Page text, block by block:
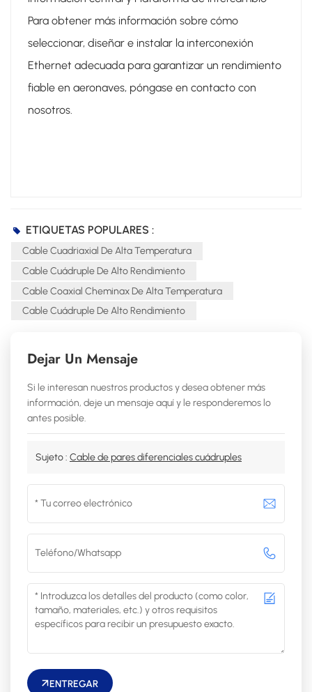
Para obtener más información sobre cómo
seleccionar, diseñar e instalar la interconexión
Ethernet adecuada para garantizar un rendimiento
fiable en aeronaves, póngase en contacto con
nosotros.
ETIQUETAS POPULARES :
Cable Cuadriaxial De Alta Temperatura
Cable Cuádruple De Alto Rendimiento
Cable Coaxial Cheminax De Alta Temperatura
Cable Cuádruple De Alto Rendimiento
Dejar Un Mensaje
Si le interesan nuestros productos y desea obtener más
información, deje un mensaje aquí y le responderemos lo
antes posible.
Sujeto : Cable de pares diferenciales cuádruples
ENTREGAR